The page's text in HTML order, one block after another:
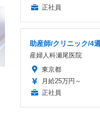
正社員
助産師/クリニック/4
産婦人科瀬尾医院
東京都
月給25万円～
正社員